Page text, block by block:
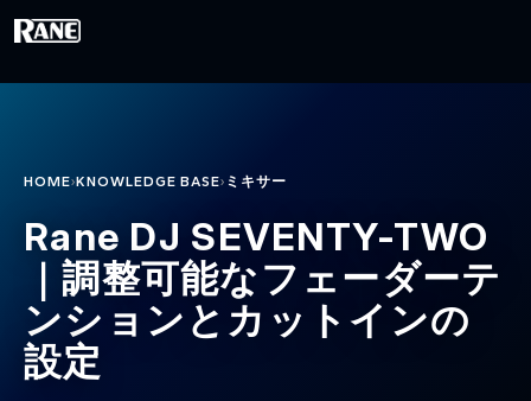
HOME›KNOWLEDGE BASE› ミキサー
Rane DJ SEVENTY-TWO
｜調整可能なフェーダーテ
ンションとカットインの
設定